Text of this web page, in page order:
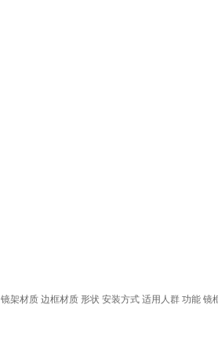
镜架材质 边框材质 形状 安装方式 适用人群 功能 镜